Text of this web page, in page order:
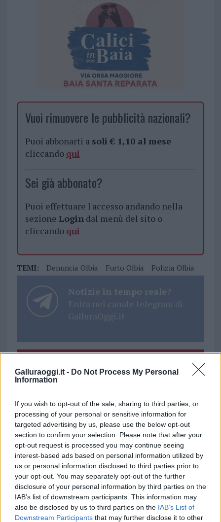
Galluraoggi.it - Do Not Process My Personal
Information
If you wish to opt-out of the sale, sharing to third parties, or
processing of your personal or sensitive information for
targeted advertising by us, please use the below opt-out
section to confirm your selection. Please note that after your
opt-out request is processed you may continue seeing
interest-based ads based on personal information utilized by
us or personal information disclosed to third parties prior to
your opt-out. You may separately opt-out of the further
disclosure of your personal information by third parties on the
IAB’s list of downstream participants. This information may
also be disclosed by us to third parties on the IAB’s List of
Downstream Participants that may further disclose it to other
Vuoi rimuovere le pubblicità nazionali?
Puoi abbonarti a soli € 1,10 al mese
cliccando qui
Sei già abbonato?
Puoi effettuare l'accesso andando nella
sezione Logindal menù del sito o
cliccando qui
TEMI: Denuncia Olbia Furto Olbia Polizia Olbia
Notizie in tempo reale?
Entra nel canale telegram di
GalluraOggi.it
i tuoi video e le tue foto
345 356 7512
Ricevi le nostre ultime news
daGoogle News